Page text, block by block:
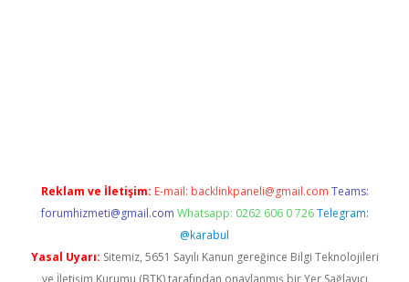
Reklam ve İletişim: E-mail: backlinkpaneli@gmail.com Teams:
forumhizmeti@gmail.com Whatsapp: 0262 606 0 726 Telegram:
@karabul
Yasal Uyarı: Sitemiz, 5651 Sayılı Kanun gereğince Bilgi Teknolojileri
ve İletişim Kurumu (BTK) tarafından onaylanmış bir Yer Sağlayıcı